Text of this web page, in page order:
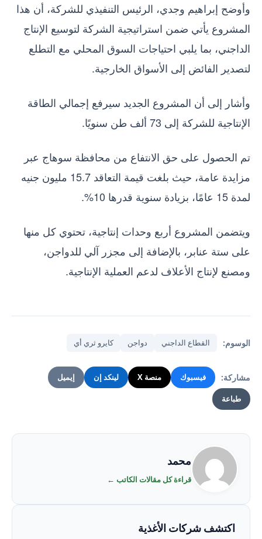
وأوضح إبراهيم وجدي، الرئيس التنفيذي للشركة، أن هذا
المشروع يأتي ضمن استراتيجية الشركة لتوسيع الإنتاج
الداجني، بما يلبي احتياجات السوق المحلي مع التطلع
لتصدير الفائض إلى الأسواق الخارجية.
وأشار إلى أن المشروع الجديد سيرفع إجمالي الطاقة
الإنتاجية للشركة إلى 73 ألف طن سنويًا.
تم الحصول على حق الانتفاع من محافظة سوهاج عبر
مزايدة عامة، حيث بلغت قيمة التعاقد 15.7 مليون جنيه
لمدة 15 عامًا، بزيادة سنوية قدرها 10%.
ويتضمن المشروع أربع وحدات إنتاجية، تحتوي كل منها
على ستة عنابر، بالإضافة إلى مجزر آلي للدواجن،
ومصنع لإنتاج الأعلاف لدعم العملية الإنتاجية.
الوسوم: القطاع الداجني دواجن كايرو ثري أي
مشاركة: فيسبوك منصة X لينكد إن إيميل
طباعة
محمد
قراءة كل مقالات الكاتب ←
اكتشف شركات الأغذية